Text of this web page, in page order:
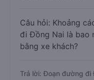
Câu hỏi: Khoảng
đi Đồng Nai là bao
bằng xe khách?
Trả lời: Đoạn đường đi